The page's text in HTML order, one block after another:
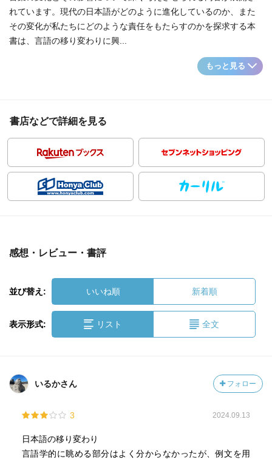
れています。現代の日本語がどのように進化しているのか、また
その変化が私たちにどのような責任をもたらすのかを探求する本
書は、言語の移り変わりに興...
もっと見る
書店などで詳細を見る
感想・レビュー・書評
並び替え: いいね順 新着順
表示形式: リスト 全文
いるかさん フォロー
3 2024.09.13
日本語の移り変わり
言語学的に眺める部分はよく分からなかったが、例文を用